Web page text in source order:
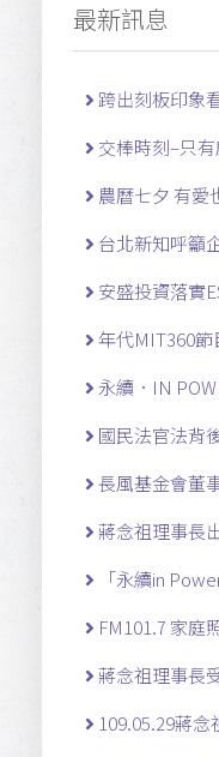
最新訊息
跨出刻板印象
交棒時刻–只
農曆七夕 有愛
台北新知呼籲
安盛投資落實
年代MIT360節
永續．IN
國民法官法背
長風基金會董
蔣念祖理事長
「永續in
FM101.7 家庭
蔣念祖理事長
109.05.29蔣念